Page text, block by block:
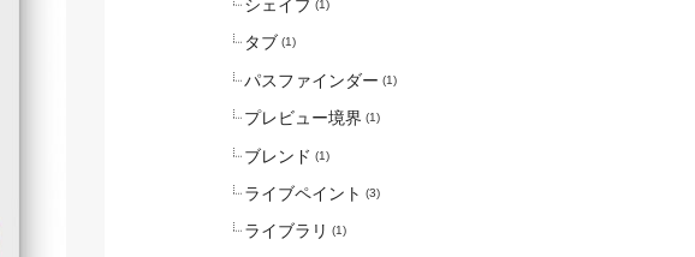
シェイプ (1)
タブ (1)
パスファインダー (1)
プレビュー境界 (1)
ブレンド (1)
ライブペイント (3)
ライブラリ (1)